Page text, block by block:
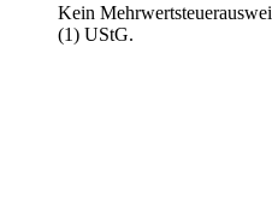
Kein
(1) UStG.